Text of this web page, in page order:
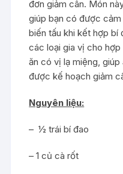
đơn giảm cân. Món
giúp bạn có được
biến tấu khi kết hợp bí
các loại gia vị cho
ăn có vị lạ miệng,
được kế hoạch giảm
Nguyên liệu:
– ½ trái bí đao
– 1 củ cà rốt